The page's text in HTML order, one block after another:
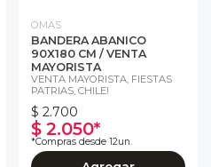
OMAS
BANDERA ABANICO
90X180 CM / VENTA
MAYORISTA
VENTA MAYORISTA, FIESTAS
PATRIAS, CHILE!
$ 2.700
$ 2.050*
*Compras desde 12un.